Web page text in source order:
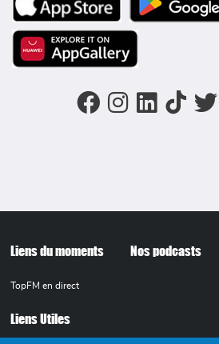
Image
Liens du moments
TopFM en direct
Nos podcasts
Liens Utiles